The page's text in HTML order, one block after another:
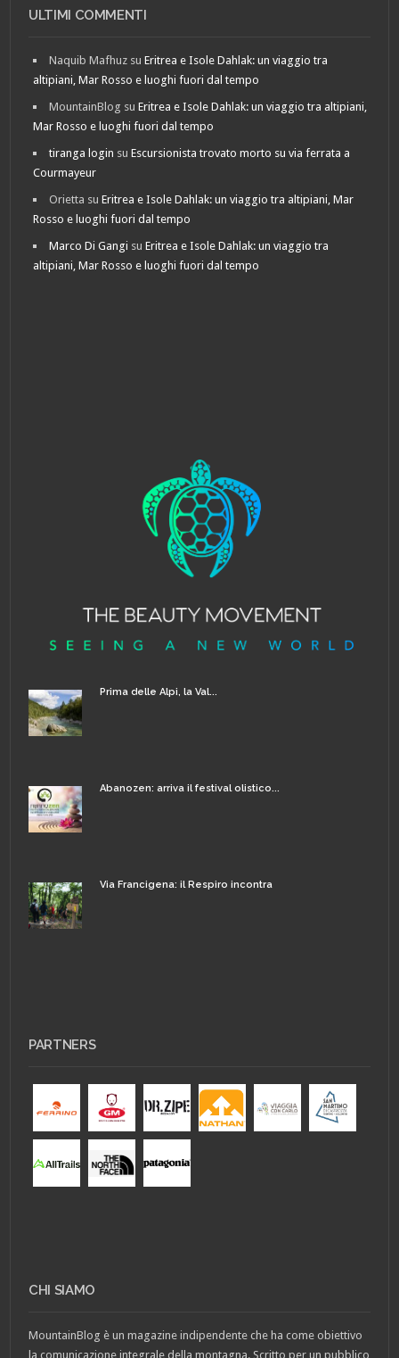
ULTIMI COMMENTI
Naquib Mafhuz suEritrea e Isole Dahlak: un viaggio tra
altipiani, Mar Rosso e luoghi fuori dal tempo
MountainBlog suEritrea e Isole Dahlak: un viaggio tra altipiani,
Mar Rosso e luoghi fuori dal tempo
tiranga login suEscursionista trovato morto su via ferrata a
Courmayeur
Orietta suEritrea e Isole Dahlak: un viaggio tra altipiani, Mar
Rosso e luoghi fuori dal tempo
Marco Di Gangi suEritrea e Isole Dahlak: un viaggio tra
altipiani, Mar Rosso e luoghi fuori dal tempo
Prima delle Alpi, la Val...
Abanozen: arriva il festival olistico...
Via Francigena: il Respiro incontra
PARTNERS
CHI SIAMO
MountainBlog è un magazine indipendente che ha come obiettivo
la comunicazione integrale della montagna. Scritto per un pubblico